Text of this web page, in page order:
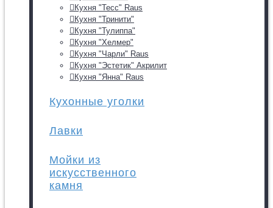
Кухня "Тесс" Raus
Кухня "Тринити"
Кухня "Тулиппа"
Кухня "Хелмер"
Кухня "Чарли" Raus
Кухня "Эстетик" Акрилит
Кухня "Янна" Raus
Кухонные уголки
Лавки
Мойки из
искусственного
камня